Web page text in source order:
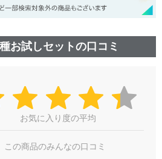
お試しセットの口コミ
お気に入り度の平均
この商品のみんなの口コミ